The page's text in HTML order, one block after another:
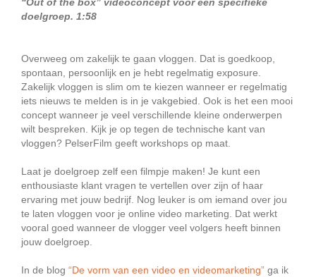
doelgroep. 1:58
Overweeg om zakelijk te gaan vloggen. Dat is goedkoop,
spontaan, persoonlijk en je hebt regelmatig exposure.
Zakelijk vloggen is slim om te kiezen wanneer er regelmatig
iets nieuws te melden is in je vakgebied. Ook is het een mooi
concept wanneer je veel verschillende kleine onderwerpen
wilt bespreken. Kijk je op tegen de technische kant van
vloggen? PelserFilm geeft workshops op maat.
Laat je doelgroep zelf een filmpje maken! Je kunt een
enthousiaste klant vragen te vertellen over zijn of haar
ervaring met jouw bedrijf. Nog leuker is om iemand over jou
te laten vloggen voor je online video marketing. Dat werkt
vooral goed wanneer de vlogger veel volgers heeft binnen
jouw doelgroep.
In de blog “De vorm van een video en videomarketing” ga ik